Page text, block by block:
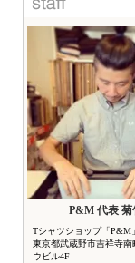
P&M 代表 菊
Tシャツショップ「P&M」
東京都武蔵野市吉祥寺南
ウビル4F